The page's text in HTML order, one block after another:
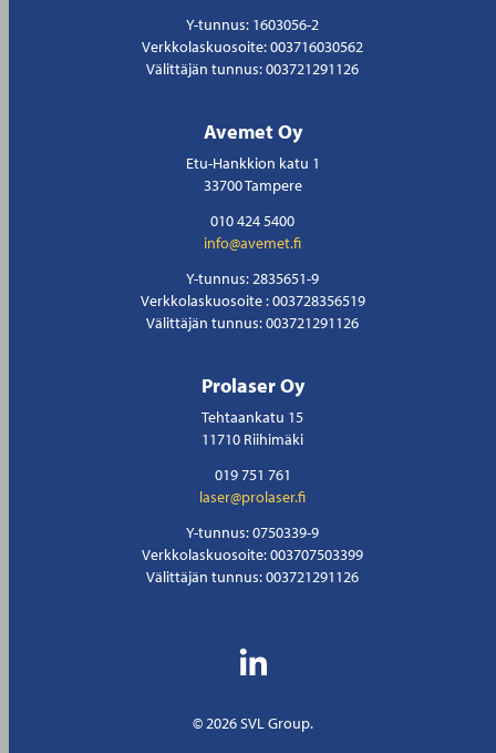
Y-tunnus: 1603056-2
Verkkolaskuosoite: 003716030562
Välittäjän tunnus: 003721291126
Avemet Oy
Etu-Hankkion katu 1
33700 Tampere
010 424 5400
info@avemet.fi
Y-tunnus: 2835651-9
Verkkolaskuosoite : 003728356519
Välittäjän tunnus: 003721291126
Prolaser Oy
Tehtaankatu 15
11710 Riihimäki
019 751 761
laser@prolaser.fi
Y-tunnus: 0750339-9
Verkkolaskuosoite: 003707503399
Välittäjän tunnus: 003721291126
© 2026 SVL Group.